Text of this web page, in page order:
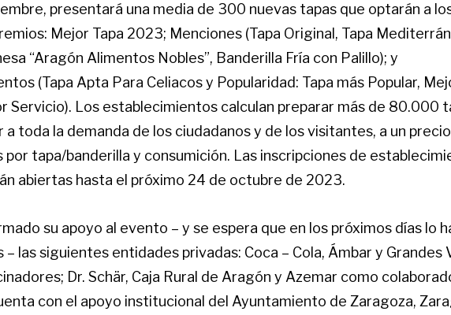
presentará una media de 300 nuevas tapas que optarán a
Mejor Tapa 2023; Menciones (Tapa Original, Tapa
“Aragón Alimentos Nobles”, Banderilla Fría con Palillo); y
(Tapa Apta Para Celiacos y Popularidad: Tapa más Popular,
Servicio). Los establecimientos calculan preparar más de 80.000
a toda la demanda de los ciudadanos y de los visitantes, a un
por tapa/banderilla y consumición. Las inscripciones de
abiertas hasta el próximo 24 de octubre de 2023.
su apoyo al evento – y se espera que en los próximos días lo
– las siguientes entidades privadas: Coca – Cola, Ámbar y Grandes
Dr. Schär, Caja Rural de Aragón y Azemar como
con el apoyo institucional del Ayuntamiento de Zaragoza,